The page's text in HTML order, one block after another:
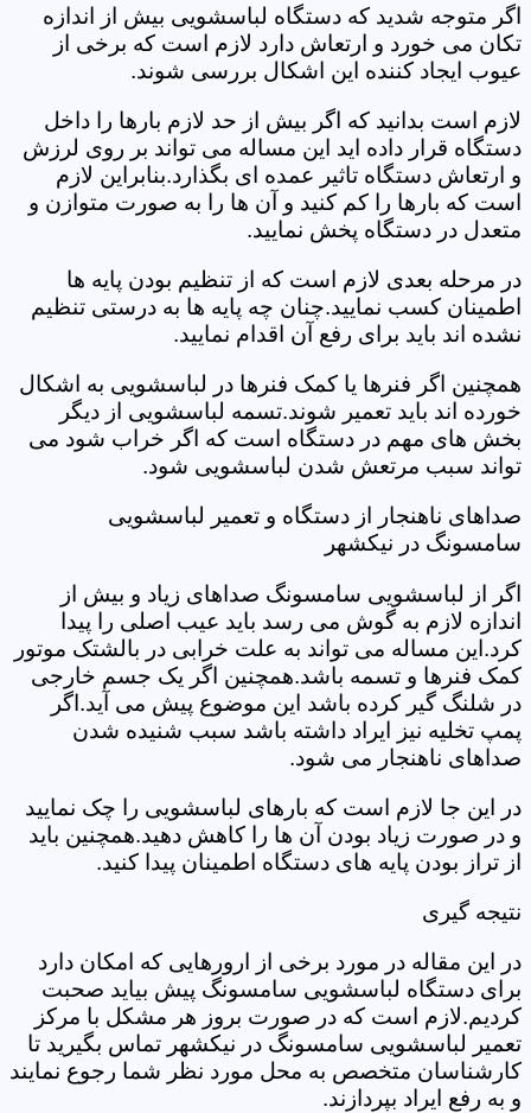
اگر متوجه شدید که دستگاه لباسشویی بیش از اندازه
تکان می خورد و ارتعاش دارد لازم است که برخی از
عیوب ایجاد کننده این اشکال بررسی شوند.
لازم است بدانید که اگر بیش از حد لازم بارها را داخل
دستگاه قرار داده اید این مساله می تواند بر روی لرزش
و ارتعاش دستگاه تاثیر عمده ای بگذارد.بنابراین لازم
است که بارها را کم کنید و آن ها را به صورت متوازن و
متعدل در دستگاه پخش نمایید.
در مرحله بعدی لازم است که از تنظیم بودن پایه ها
اطمینان کسب نمایید.چنان چه پایه ها به درستی تنظیم
نشده اند باید برای رفع آن اقدام نمایید.
همچنین اگر فنرها یا کمک فنرها در لباسشویی به اشکال
خورده اند باید تعمیر شوند.تسمه لباسشویی از دیگر
بخش های مهم در دستگاه است که اگر خراب شود می
تواند سبب مرتعش شدن لباسشویی شود.
صداهای ناهنجار از دستگاه و تعمیر لباسشویی
سامسونگ در نیکشهر
اگر از لباسشویی سامسونگ صداهای زیاد و بیش از
اندازه لازم به گوش می رسد باید عیب اصلی را پیدا
کرد.این مساله می تواند به علت خرابی در بالشتک موتور
کمک فنرها و تسمه باشد.همچنین اگر یک جسم خارجی
در شلنگ گیر کرده باشد این موضوع پیش می آید.اگر
پمپ تخلیه نیز ایراد داشته باشد سبب شنیده شدن
صداهای ناهنجار می شود.
در این جا لازم است که بارهای لباسشویی را چک نمایید
و در صورت زیاد بودن آن ها را کاهش دهید.همچنین باید
از تراز بودن پایه های دستگاه اطمینان پیدا کنید.
نتیجه گیری
در این مقاله در مورد برخی از ارورهایی که امکان دارد
برای دستگاه لباسشویی سامسونگ پیش بیاید صحبت
کردیم.لازم است که در صورت بروز هر مشکل با مرکز
تعمیر لباسشویی سامسونگ در نیکشهر تماس بگیرید تا
کارشناسان متخصص به محل مورد نظر شما رجوع نمایند
و به رفع ایراد بپردازند.